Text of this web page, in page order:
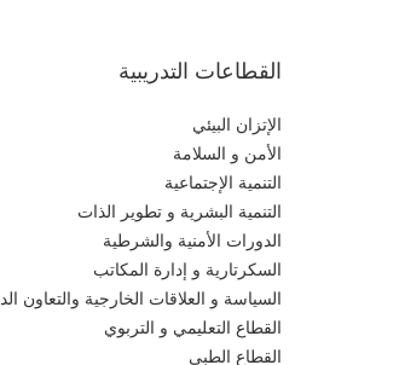
القطاعات التدريبية
الإتزان البيئي
الأمن و السلامة
التنمية الإجتماعية
التنمية البشرية و تطوير الذات
الدورات الأمنية والشرطية
السكرتارية و إدارة المكاتب
السياسة و العلاقات الخارجية والتعاون
القطاع التعليمي و التربوي
القطاع الطبي